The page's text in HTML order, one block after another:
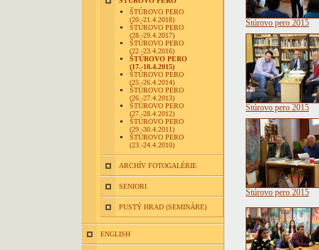
ŠTÚROVO PERO
(20.-21.4.2018)
ŠTÚROVO PERO
(28.-29.4.2017)
ŠTÚROVO PERO
(22.-23.4.2016)
ŠTÚROVO PERO
(17.-18.4.2015)
ŠTÚROVO PERO
(25.-26.4.2014)
ŠTÚROVO PERO
(26.-27.4.2013)
ŠTÚROVO PERO
(27.-28.4.2012)
ŠTÚROVO PERO
(29.-30.4.2011)
ŠTÚROVO PERO
(23.-24.4.2010)
ARCHÍV FOTOGALÉRIE
SENIORI
PUSTÝ HRAD (SEMINÁRE)
ENGLISH
Štúrovo pero 2015
Štúrovo pero 2015
Štúrovo pero 2015